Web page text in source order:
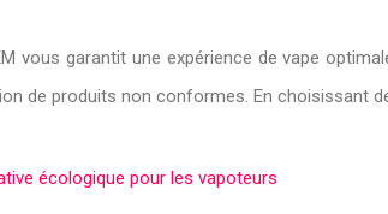
vous garantit une expérience de vape
de produits non conformes. En choisissant
écologique pour les vapoteurs